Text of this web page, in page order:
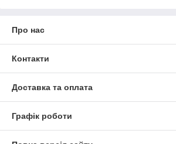
Про нас
Контакти
Доставка та оплата
Графік роботи